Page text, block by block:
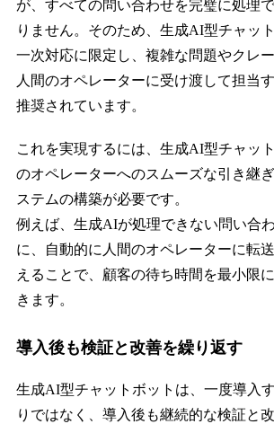
が、すべての問い合わせを完璧に処理
りません。そのため、生成AI型チャッ
一次対応に限定し、複雑な問題やクレー
人間のオペレーターに受け渡して担当
推奨されています。
これを実現するには、生成AI型チャッ
のオペレーターへのスムーズな引き継
ステムの構築が必要です。
例えば、生成AIが処理できない問い合
に、自動的に人間のオペレーターに転
えることで、顧客の待ち時間を最小限
きます。
導入後も検証と改善を繰り返す
生成AI型チャットボットは、一度導入
りではなく、導入後も継続的な検証と